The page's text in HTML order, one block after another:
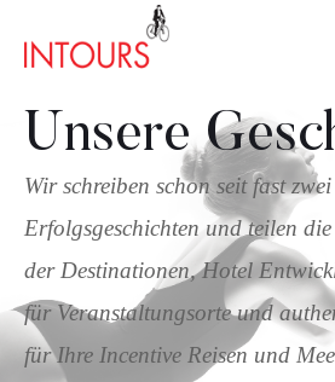
Unsere
Wir schreiben schon seit fast
Erfolgsgeschichten und teilen
der Destinationen, Hotel
für Veranstaltungsorte und
für Ihre Incentive Reisen und